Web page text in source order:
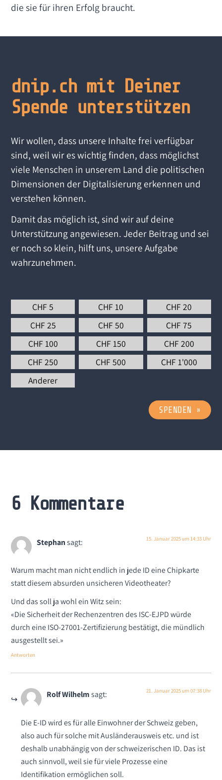
die sie für ihren Erfolg braucht.
dnip.ch mit Deiner
Spende unterstützen
Wir wollen, dass unsere Inhalte frei verfügbar
sind, weil wir es wichtig finden, dass möglichst
viele Menschen in unserem Land die politischen
Dimensionen der Digitalisierung erkennen und
verstehen können.
Damit das möglich ist, sind wir auf deine
Unterstützung angewiesen. Jeder Beitrag und sei
er noch so klein, hilft uns, unsere Aufgabe
wahrzunehmen.
CHF 5 CHF 10 CHF 20
CHF 25 CHF 50 CHF 75
CHF 100 CHF 150 CHF 200
CHF 250 CHF 500 CHF 1'000
Anderer
SPENDEN »
6 Kommentare
Stephan sagt: 15. Januar 2025 um 14:33 Uhr
Warum macht man nicht endlich in jede ID eine Chipkarte
statt diesem absurden unsicheren Videotheater?
Und das soll ja wohl ein Witz sein:
«Die Sicherheit der Rechenzentren des ISC-EJPD würde
durch eine ISO-27001-Zertifizierung bestätigt, die mündlich
ausgestellt sei.»
Antworten
Rolf Wilhelm sagt: 21. Januar 2025 um 07:38 Uhr
Die E-ID wird es für alle Einwohner der Schweiz geben,
also auch für solche mit Ausländerausweis etc. und ist
deshalb unabhängig von der schweizerischen ID. Das ist
auch sinnvoll, weil sie für viele Prozesse eine
Identifikation ermöglichen soll.